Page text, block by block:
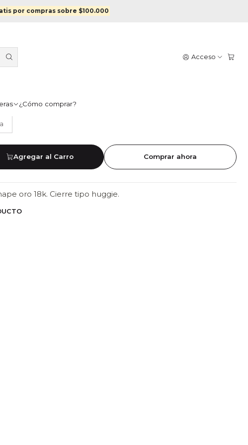
Acceso
¿Cómo comprar?
por compras sobre $100.000
en oro con color
PEQUEÑA ENCHAPADA
COLOR
Rosado Blanco
Agregar al Carro Comprar ahora
oro 18k. Cierre tipo huggie.